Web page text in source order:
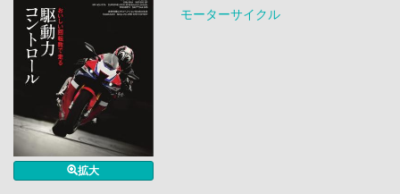
拡大
モーターサイクル